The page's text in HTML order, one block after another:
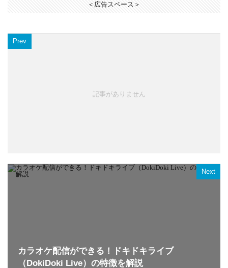
＜広告スペース＞
Prev
記事がありません
Next
カラオケ配信ができる！ドキドキライブ
（DokiDoki Live）の特徴を解説